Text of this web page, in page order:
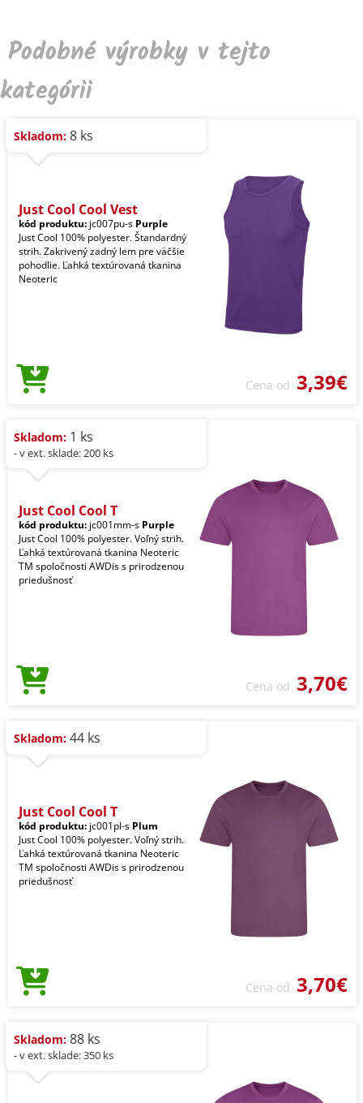
Podobné výrobky v tejto
kategórii
Skladom: 8 ks
Just Cool Cool Vest
kód produktu: jc007pu-s Purple
Just Cool 100% polyester. Štandardný
strih. Zakrivený zadný lem pre väčšie
pohodlie. Ľahká textúrovaná tkanina
Neoteric
Cena od 3,39€
Skladom: 1 ks
- v ext. sklade: 200 ks
Just Cool Cool T
kód produktu: jc001mm-s Purple
Just Cool 100% polyester. Voľný strih.
Ľahká textúrovaná tkanina Neoteric
TM spoločnosti AWDis s prirodzenou
priedušnosť
Cena od 3,70€
Skladom: 44 ks
Just Cool Cool T
kód produktu: jc001pl-s Plum
Just Cool 100% polyester. Voľný strih.
Ľahká textúrovaná tkanina Neoteric
TM spoločnosti AWDis s prirodzenou
priedušnosť
Cena od 3,70€
Skladom: 88 ks
- v ext. sklade: 350 ks